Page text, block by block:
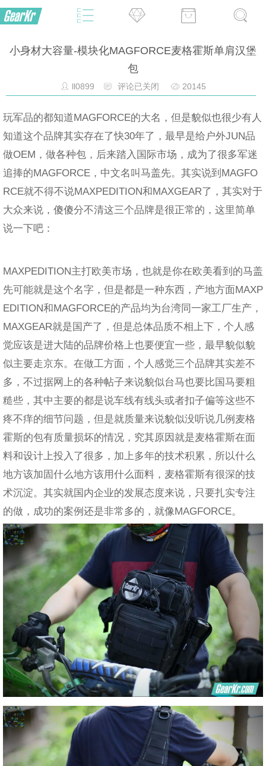
小身材大容量-模块化MAGFORCE麦格霍斯单肩汉堡
包
ll0899 评论已关闭 20145
玩军品的都知道MAGFORCE的大名，但是貌似也很少有人
知道这个品牌其实存在了快30年了，最早是给户外JUN品
做OEM，做各种包，后来踏入国际市场，成为了很多军迷
追捧的MAGFORCE，中文名叫马盖先。其实说到MAGFO
RCE就不得不说MAXPEDITION和MAXGEAR了，其实对于
大众来说，傻傻分不清这三个品牌是很正常的，这里简单
说一下吧：
MAXPEDITION主打欧美市场，也就是你在欧美看到的马盖
先可能就是这个名字，但是都是一种东西，产地方面MAXP
EDITION和MAGFORCE的产品均为台湾同一家工厂生产，
MAXGEAR就是国产了，但是总体品质不相上下，个人感
觉应该是进大陆的品牌价格上也要便宜一些，最早貌似貌
似主要走京东。在做工方面，个人感觉三个品牌其实差不
多，不过据网上的各种帖子来说貌似台马也要比国马要粗
糙些，其中主要的都是说车线有线头或者扣子偏等这些不
疼不痒的细节问题，但是就质量来说貌似没听说几例麦格
霍斯的包有质量损坏的情况，究其原因就是麦格霍斯在面
料和设计上投入了很多，加上多年的技术积累，所以什么
地方该加固什么地方该用什么面料，麦格霍斯有很深的技
术沉淀。其实就国内企业的发展态度来说，只要扎实专注
的做，成功的案例还是非常多的，就像MAGFORCE。